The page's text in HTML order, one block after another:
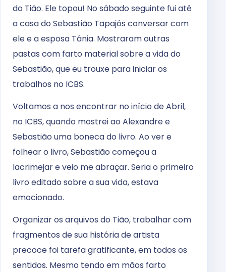
do Tião. Ele topou! No sábado seguinte fui até
a casa do Sebastião Tapajós conversar com
ele e a esposa Tânia. Mostraram outras
pastas com farto material sobre a vida do
Sebastião, que eu trouxe para iniciar os
trabalhos no ICBS.
Voltamos a nos encontrar no início de Abril,
no ICBS, quando mostrei ao Alexandre e
Sebastião uma boneca do livro. Ao ver e
folhear o livro, Sebastião começou a
lacrimejar e veio me abraçar. Seria o primeiro
livro editado sobre a sua vida, estava
emocionado.
Organizar os arquivos do Tião, trabalhar com
fragmentos de sua história de artista
precoce foi tarefa gratificante, em todos os
sentidos. Mesmo tendo em mãos farto